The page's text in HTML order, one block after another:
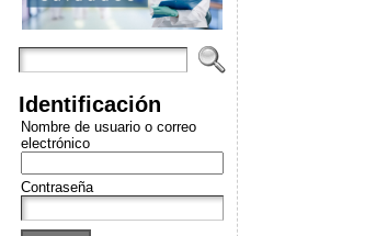
Identificación
Nombre de usuario o correo
electrónico
Contraseña